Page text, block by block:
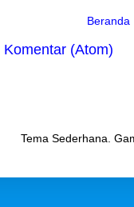
Beranda
Komentar (Atom)
Tema Sederhana.